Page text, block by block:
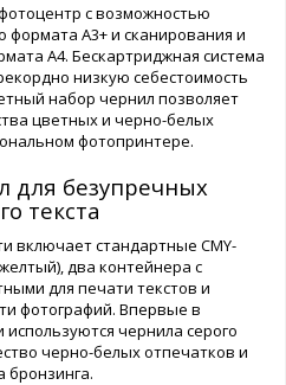
с возможностью
формата А3+ и сканирования и
А4. Бескартриджная система
низкую себестоимость
набор чернил позволяет
цветных и черно-белых
фотопринтере.
для безупречных
текста
включает стандартные CMY-
два контейнера с
для печати текстов и
фотографий. Впервые в
чернила серого
черно-белых отпечатков и
бронзинга.